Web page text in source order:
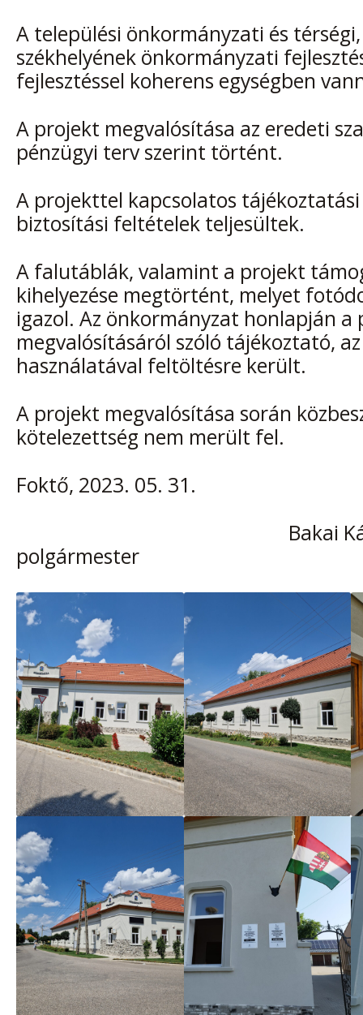
A települési önkormányzati és
székhelyének önkormányzati
fejlesztéssel koherens egységben
A projekt megvalósítása az eredeti
pénzügyi terv szerint történt.
A projekttel kapcsolatos tájékoztatási
biztosítási feltételek teljesültek.
A falutáblák, valamint a projekt
kihelyezése megtörtént, melyet
igazol. Az önkormányzat honlapján a
megvalósításáról szóló tájékoztató,
használatával feltöltésre került.
A projekt megvalósítása során
kötelezettség nem merült fel.
Foktő, 2023. 05. 31.
Bakai
polgármester